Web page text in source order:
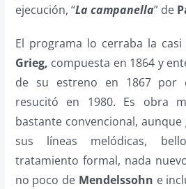
ejecución, “La campanella” de
El programa lo cerraba la casi
Grieg, compuesta en 1864 y
de su estreno en 1867 por
resucitó en 1980. Es obra
bastante convencional,
sus líneas melódicas,
tratamiento formal, nada
no poco de Mendelssohn e